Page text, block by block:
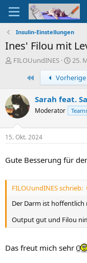
Insulin-Einstellungen
Ines' Filou mit
E
e
l
l
e
FILOUundINES
E
r
s
t
e
l
l
m
25.
Erste
Vorherige
Sarah feat.
Moderator
15. Okt. 2024
Gute Besserung für
FILOUundINES schrieb:
Der Darm ist
Output gut und Filou
Das freut mich sehr